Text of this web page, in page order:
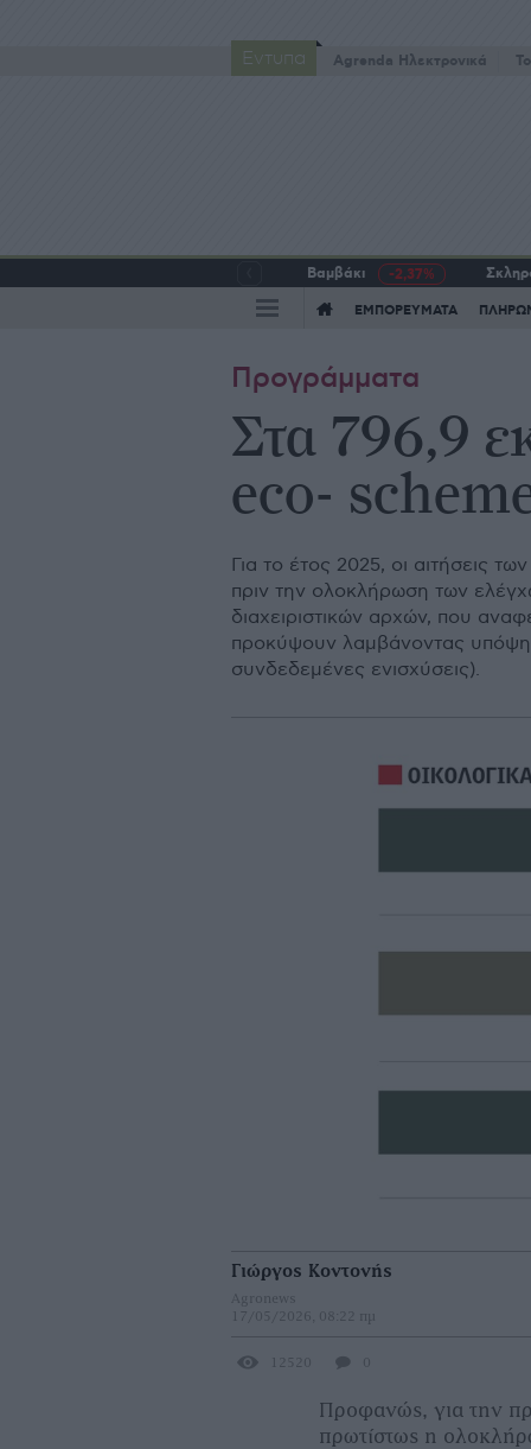
Έντυπα Agrenda Ηλεκτρονικά
Βαμβάκι -2,37%
ΕΜΠΟΡΕΥΜΑΤΑ
Προγράμματα
Στα 796,9
eco-
Για το έτος 2025, οι αιτήσεις
πριν την ολοκλήρωση των
διαχειριστικών αρχών, που
προκύψουν λαμβάνοντας υπόψη
συνδεδεμένες ενισχύσεις).
Γιώργος Κοντονής
Agronews
17/05/2026, 08:22 πμ
12520 0
Προφανώς, για την
πρωτίστως η